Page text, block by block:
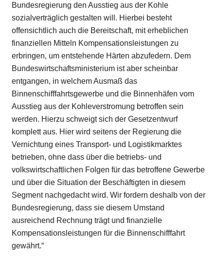
Bundesregierung den Ausstieg aus der Kohle
sozialverträglich gestalten will. Hierbei besteht
offensichtlich auch die Bereitschaft, mit erheblichen
finanziellen Mitteln Kompensationsleistungen zu
erbringen, um entstehende Härten abzufedern. Dem
Bundeswirtschaftsministerium ist aber scheinbar
entgangen, in welchem Ausmaß das
Binnenschifffahrtsgewerbe und die Binnenhäfen vom
Ausstieg aus der Kohleverstromung betroffen sein
werden. Hierzu schweigt sich der Gesetzentwurf
komplett aus. Hier wird seitens der Regierung die
Vernichtung eines Transport- und Logistikmarktes
betrieben, ohne dass über die betriebs- und
volkswirtschaftlichen Folgen für das betroffene Gewerbe
und über die Situation der Beschäftigten in diesem
Segment nachgedacht wird. Wir fordern deshalb von der
Bundesregierung, dass sie diesem Umstand
ausreichend Rechnung trägt und finanzielle
Kompensationsleistungen für die Binnenschifffahrt
gewährt.“